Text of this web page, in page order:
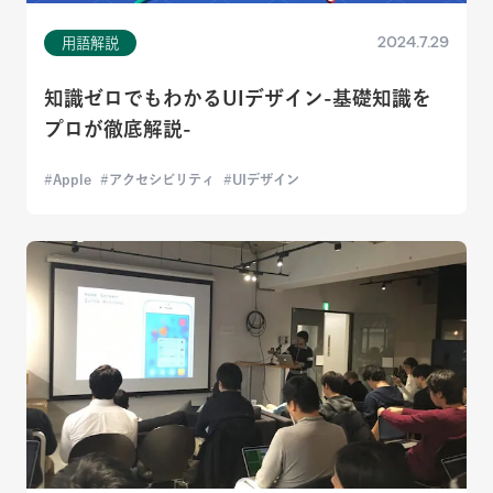
用語解説 2024.7.29
知識ゼロでもわかるUIデザイン-基礎知識を
プロが徹底解説-
Apple アクセシビリティ UIデザイン